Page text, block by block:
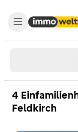
4
Feldkirch